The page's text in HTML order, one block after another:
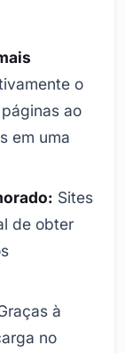
o
ao
em uma
Sites
de obter
à
no